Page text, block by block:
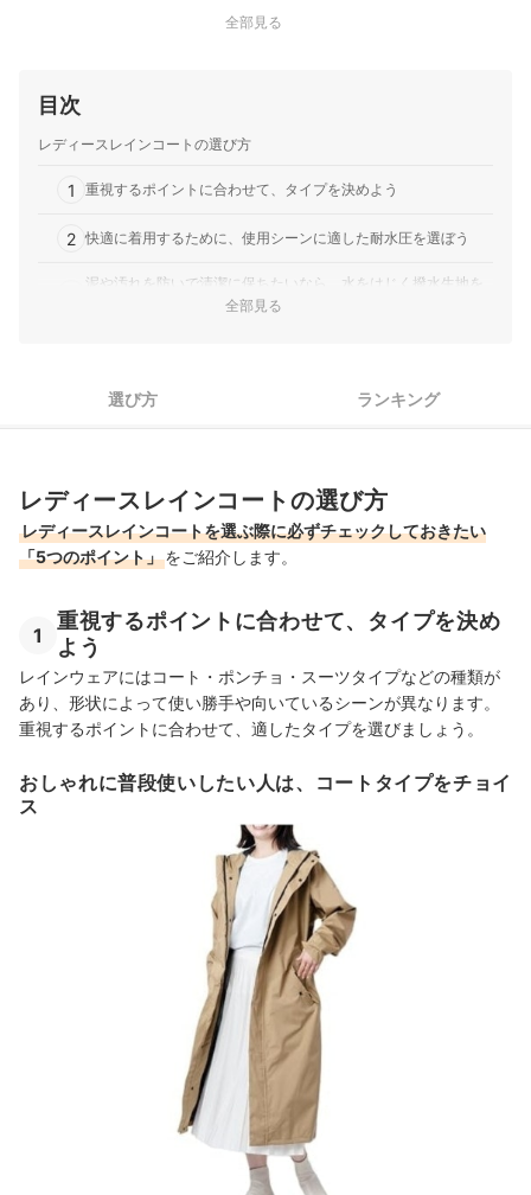
全部見る
目次
レディースレインコートの選び方
1 重視するポイントに合わせて、タイプを決めよう
2 快適に着用するために、使用シーンに適した耐水圧を選ぼう
泥や汚れを防いで清潔に保ちたいなら、水をはじく撥水生地を
あると便利な機能も要チェック
レインコートを長く快適に使うお手入れ方法は？
レインシューズやレインブーツも、お気に入りを見つけよう
全部見る
選び方 ランキング
レディースレインコートの選び方
レディースレインコートを選ぶ際に必ずチェックしておきたい
「5つのポイント」をご紹介します。
1
重視するポイントに合わせて、タイプを決め
よう
レインウェアにはコート・ポンチョ・スーツタイプなどの種類が
あり、形状によって使い勝手や向いているシーンが異なります。
重視するポイントに合わせて、適したタイプを選びましょう。
おしゃれに普段使いしたい人は、コートタイプをチョイ
ス